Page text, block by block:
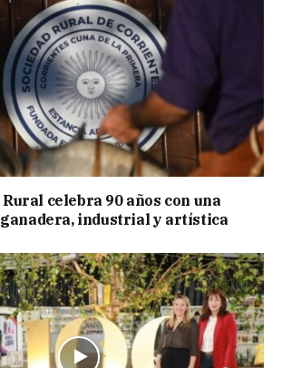
celebra 90 años con una
industrial y artística